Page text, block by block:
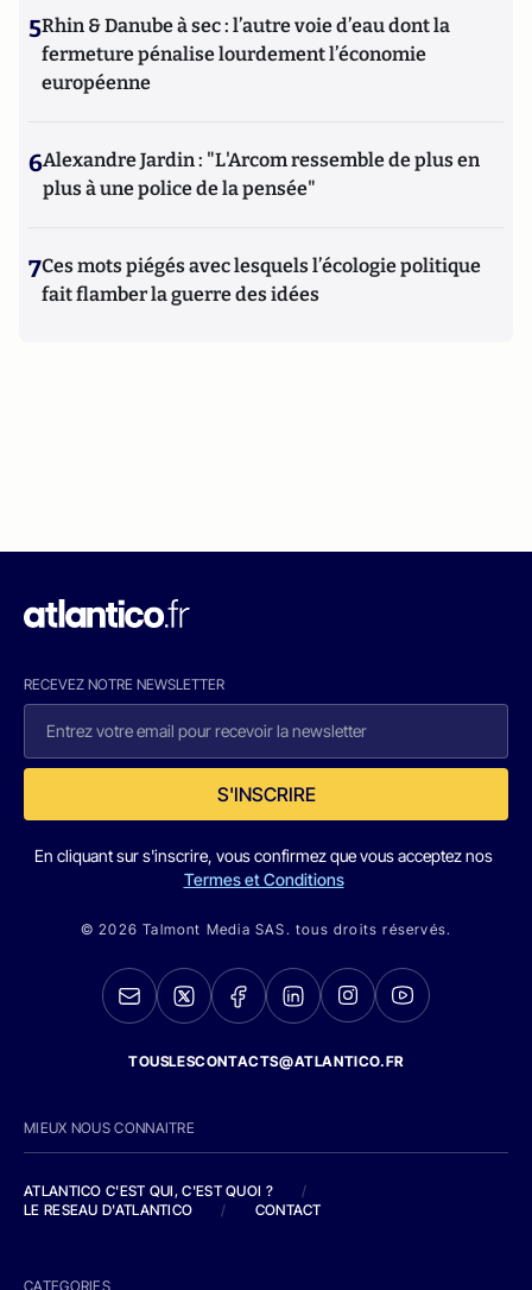
5Rhin & Danube à sec : l’autre voie d’eau dont la
fermeture pénalise lourdement l’économie
européenne
6Alexandre Jardin : "L'Arcom ressemble de plus en
plus à une police de la pensée"
7Ces mots piégés avec lesquels l’écologie politique
fait flamber la guerre des idées
RECEVEZ NOTRE NEWSLETTER
S'INSCRIRE
En cliquant sur s'inscrire, vous confirmez que vous acceptez nos
Termes et Conditions
© 2026 Talmont Media SAS. tous droits réservés.
TOUSLESCONTACTS@ATLANTICO.FR
MIEUX NOUS CONNAITRE
ATLANTICO C'EST QUI, C'EST QUOI ?
/
LE RESEAU D'ATLANTICO
/ CONTACT
CATEGORIES